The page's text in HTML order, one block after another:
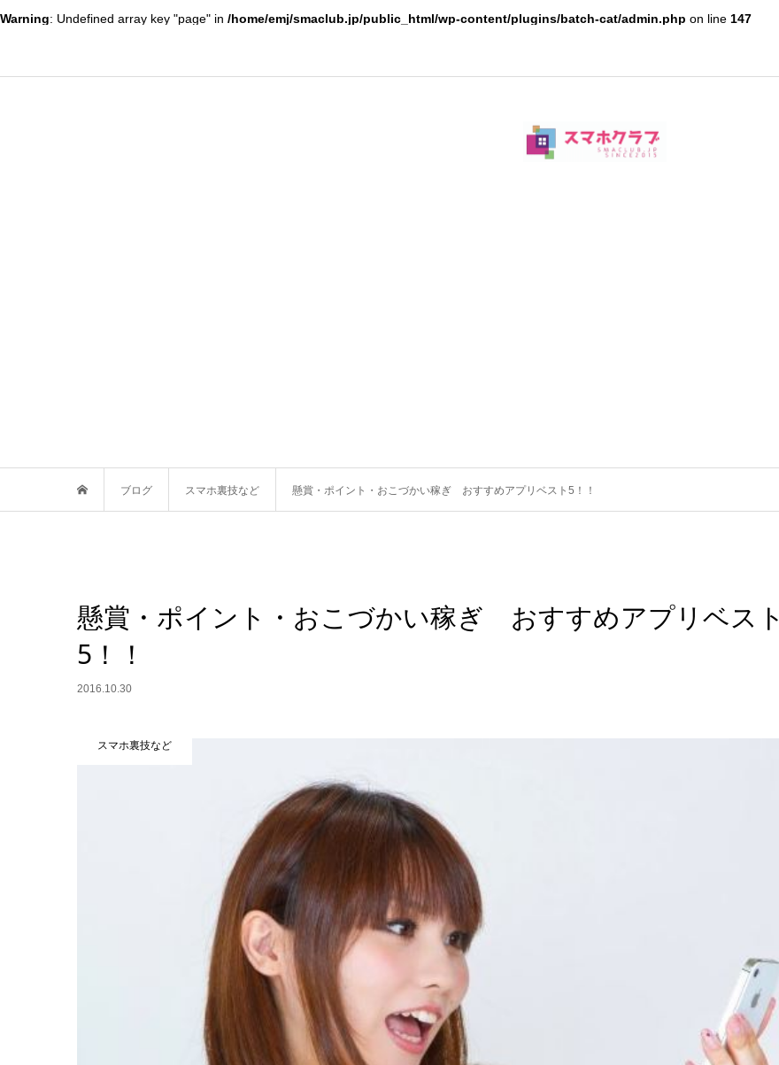
Warning: Undefined array key "page" in /home/emj/smaclub.jp/public_html/wp-content/plugins/batch-cat/admin.php on line 147
ブログ スマホ裏技など 懸賞・ポイント・おこづかい稼ぎ おすすめアプリベスト5！！
懸賞・ポイント・おこづかい稼ぎ おすすめアプリベスト
5！！
2016.10.30
スマホ裏技など